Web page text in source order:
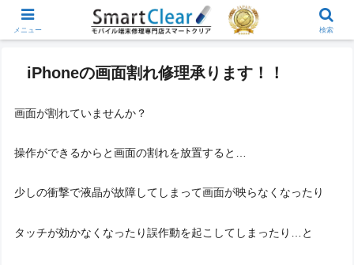
iPhoneの画面割れ修理承ります！！
画面が割れていませんか？
操作ができるからと画面の割れを放置すると…
少しの衝撃で液晶が故障してしまって画面が映らなくなったり
タッチが効かなくなったり誤作動を起こしてしまったり…と
メニュー 検索